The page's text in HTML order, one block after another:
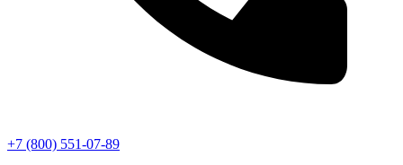
+7 (800) 551-07-89